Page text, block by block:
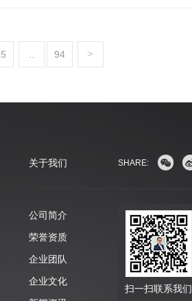
94 >
关于我们
公司简介
荣誉资质
企业团队
企业文化
SHARE:
扫一扫联系我们